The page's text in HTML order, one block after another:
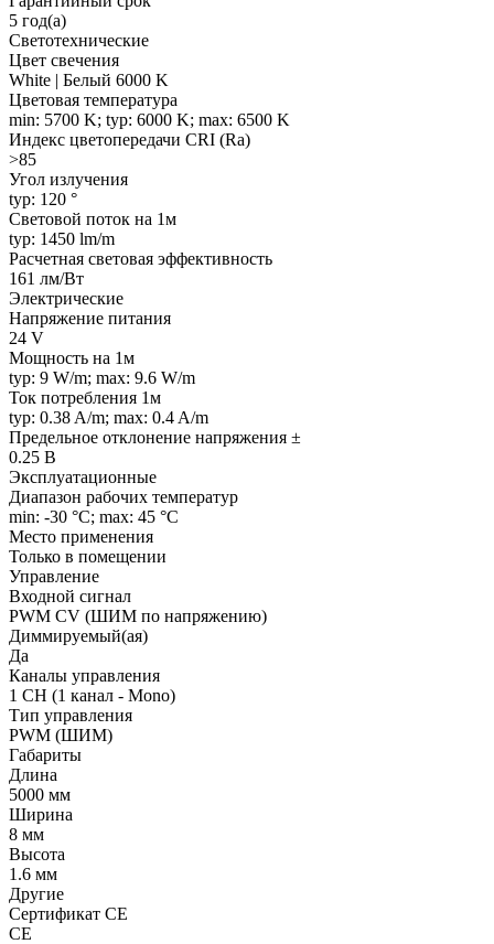
5 год(а)
Светотехнические
Цвет свечения
White | Белый 6000 K
Цветовая температура
min: 5700 K; typ: 6000 K; max: 6500 K
Индекс цветопередачи CRI (Ra)
>85
Угол излучения
typ: 120 °
Световой поток на 1м
typ: 1450 lm/m
Расчетная световая эффективность
161 лм/Вт
Электрические
Напряжение питания
24 V
Мощность на 1м
typ: 9 W/m; max: 9.6 W/m
Ток потребления 1м
typ: 0.38 A/m; max: 0.4 A/m
Предельное отклонение напряжения ±
0.25 В
Эксплуатационные
Диапазон рабочих температур
min: -30 °C; max: 45 °C
Место применения
Только в помещении
Управление
Входной сигнал
PWM СV (ШИМ по напряжению)
Диммируемый(ая)
Да
Каналы управления
1 CH (1 канал - Mono)
Тип управления
PWM (ШИМ)
Габариты
Длина
5000 мм
Ширина
8 мм
Высота
1.6 мм
Другие
Сертификат CE
CE